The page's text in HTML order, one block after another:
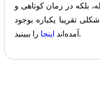
میلیون ساله، بلکه در زمان کوتاهی و
تقریبا یکباره بوجود
آمده‌اند اینجا را ببینید.